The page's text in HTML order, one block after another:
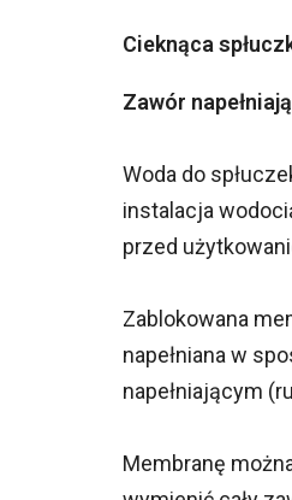
Cieknąca
Zawór
Woda do
instalacja
przed
Zablokowana
napełniana w
napełniającym
Membranę